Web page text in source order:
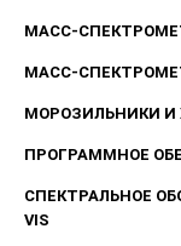
МАСС-
МАСС-
МОРОЗИЛЬНИКИ И
ПРОГРАММНОЕ
СПЕКТРАЛЬНОЕ
VIS